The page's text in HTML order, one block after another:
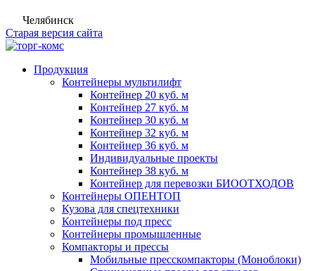
Челябинск
Старая версия сайта
Продукция
Контейнеры мультилифт
Контейнер 20 куб. м
Контейнер 27 куб. м
Контейнер 30 куб. м
Контейнер 32 куб. м
Контейнер 36 куб. м
Индивидуальные проекты
Контейнер 38 куб. м
Контейнер для перевозки БИООТХОДОВ
Контейнеры ОПЕНТОП
Кузова для спецтехники
Контейнеры под пресс
Контейнеры промышленные
Компакторы и прессы
Мобильные пресскомпакторы (Моноблоки)